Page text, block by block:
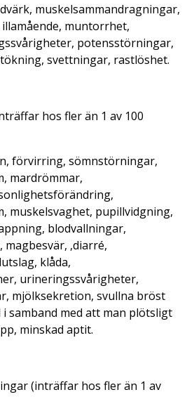
muskelsammandragningar,
muntorrhet,
potensstörningar,
svettningar, rastlöshet.
hos fler än 1 av 100
förvirring, sömnstörningar,
mardrömmar,
muskelsvaghet, pupillvidgning,
blodvallningar,
,diarré,
klåda,
urineringssvårigheter,
mjölksekretion, svullna bröst
samband med att man plötsligt
minskad aptit.
(inträffar hos fler än 1 av